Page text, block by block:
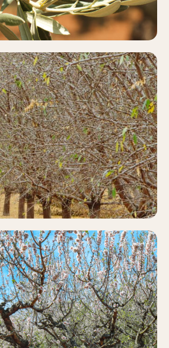
PISTACHO
Más información
ALMENDRO
Más información